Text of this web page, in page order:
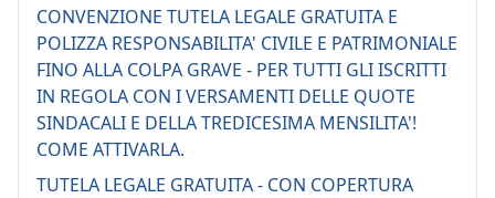
CONVENZIONE TUTELA LEGALE GRATUITA E
POLIZZA RESPONSABILITA' CIVILE E PATRIMONIALE
FINO ALLA COLPA GRAVE - PER TUTTI GLI ISCRITTI
IN REGOLA CON I VERSAMENTI DELLE QUOTE
SINDACALI E DELLA TREDICESIMA MENSILITA'!
COME ATTIVARLA.
TUTELA LEGALE GRATUITA - CON COPERTURA